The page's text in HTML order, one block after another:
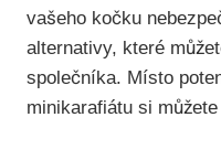
vašeho kočku
alternativy, které
společníka. Místo
minikarafiátu si